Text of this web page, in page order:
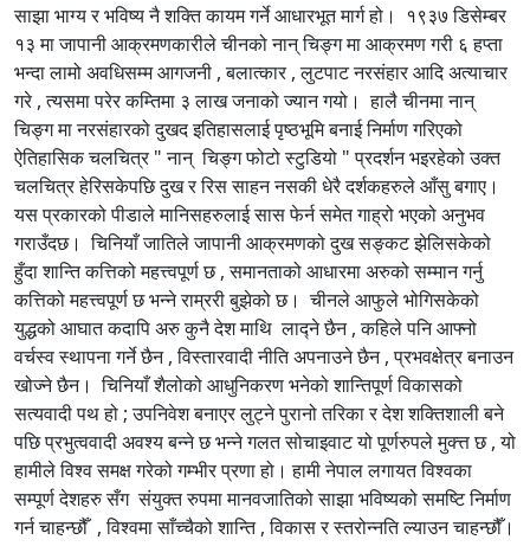
साझा भाग्य र भविष्य नै शक्ति कायम गर्ने आधारभूत मार्ग हो। १९३७ डिसेम्बर
१३ मा जापानी आक्रमणकारीले चीनको नान् चिङ्ग मा आक्रमण गरी ६ हप्ता
भन्दा लामो अवधिसम्म आगजनी , बलात्कार , लुटपाट नरसंहार आदि अत्याचार
गरे , त्यसमा परेर कम्तिमा ३ लाख जनाको ज्यान गयो। हालै चीनमा नान्
चिङ्ग मा नरसंहारको दुखद इतिहासलाई पृष्ठभूमि बनाई निर्माण गरिएको
ऐतिहासिक चलचित्र " नान् चिङ्ग फोटो स्टुडियो " प्रदर्शन भइरहेको उक्त
चलचित्र हेरिसकेपछि दुख र रिस साहन नसकी धेरै दर्शकहरुले आँसु बगाए।
यस प्रकारको पीडाले मानिसहरुलाई सास फेर्न समेत गाह्रो भएको अनुभव
गराउँदछ। चिनियाँ जातिले जापानी आक्रमणको दुख सङ्कट झेलिसकेको
हुँदा शान्ति कत्तिको महत्त्वपूर्ण छ , समानताको आधारमा अरुको सम्मान गर्नु
कत्तिको महत्त्वपूर्ण छ भन्ने राम्ररी बुझेको छ। चीनले आफुले भोगिसकेको
युद्धको आघात कदापि अरु कुनै देश माथि लाद्ने छैन , कहिले पनि आफ्नो
वर्चस्व स्थापना गर्ने छैन , विस्तारवादी नीति अपनाउने छैन , प्रभवक्षेत्र बनाउन
खोज्ने छैन। चिनियाँ शैलोको आधुनिकरण भनेको शान्तिपूर्ण विकासको
सत्यवादी पथ हो ; उपनिवेश बनाएर लुट्ने पुरानो तरिका र देश शक्तिशाली बने
पछि प्रभुत्ववादी अवश्य बन्ने छ भन्ने गलत सोचाइवाट यो पूर्णरुपले मुक्त्त छ , यो
हामीले विश्व समक्ष गरेको गम्भीर प्रणा हो। हामी नेपाल लगायत विश्वका
सम्पूर्ण देशहरु सँग संयुक्त रुपमा मानवजातिको साझा भविष्यको समष्टि निर्माण
गर्न चाहन्छौँ , विश्वमा साँच्चैको शान्ति , विकास र स्तरोन्नति ल्याउन चाहन्छौँ।